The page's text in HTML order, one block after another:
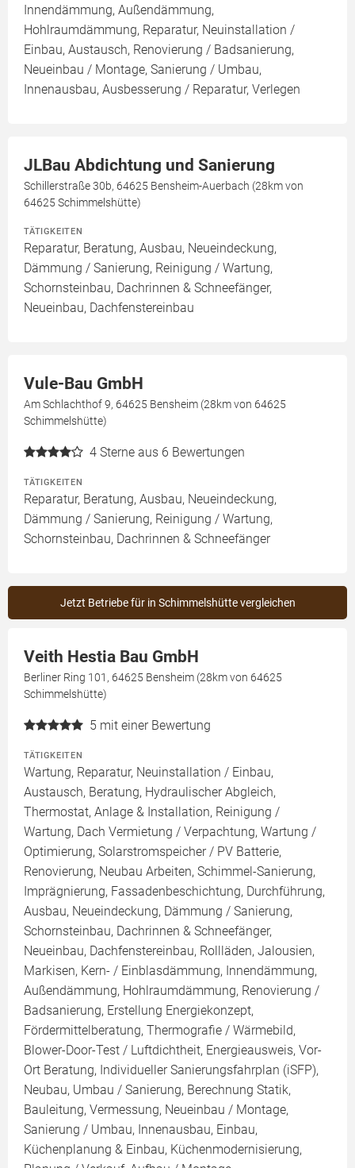
Innendämmung, Außendämmung,
Hohlraumdämmung, Reparatur, Neuinstallation /
Einbau, Austausch, Renovierung / Badsanierung,
Neueinbau / Montage, Sanierung / Umbau,
Innenausbau, Ausbesserung / Reparatur, Verlegen
JLBau Abdichtung und Sanierung
Schillerstraße 30b, 64625 Bensheim-Auerbach (28km von
64625 Schimmelshütte)
TÄTIGKEITEN
Reparatur, Beratung, Ausbau, Neueindeckung,
Dämmung / Sanierung, Reinigung / Wartung,
Schornsteinbau, Dachrinnen & Schneefänger,
Neueinbau, Dachfenstereinbau
Vule-Bau GmbH
Am Schlachthof 9, 64625 Bensheim (28km von 64625
Schimmelshütte)
4 Sterne aus 6 Bewertungen
TÄTIGKEITEN
Reparatur, Beratung, Ausbau, Neueindeckung,
Dämmung / Sanierung, Reinigung / Wartung,
Schornsteinbau, Dachrinnen & Schneefänger
Jetzt Betriebe für in Schimmelshütte vergleichen
Veith Hestia Bau GmbH
Berliner Ring 101, 64625 Bensheim (28km von 64625
Schimmelshütte)
5 mit einer Bewertung
TÄTIGKEITEN
Wartung, Reparatur, Neuinstallation / Einbau,
Austausch, Beratung, Hydraulischer Abgleich,
Thermostat, Anlage & Installation, Reinigung /
Wartung, Dach Vermietung / Verpachtung, Wartung /
Optimierung, Solarstromspeicher / PV Batterie,
Renovierung, Neubau Arbeiten, Schimmel-Sanierung,
Imprägnierung, Fassadenbeschichtung, Durchführung,
Ausbau, Neueindeckung, Dämmung / Sanierung,
Schornsteinbau, Dachrinnen & Schneefänger,
Neueinbau, Dachfenstereinbau, Rollläden, Jalousien,
Markisen, Kern- / Einblasdämmung, Innendämmung,
Außendämmung, Hohlraumdämmung, Renovierung /
Badsanierung, Erstellung Energiekonzept,
Fördermittelberatung, Thermografie / Wärmebild,
Blower-Door-Test / Luftdichtheit, Energieausweis, Vor-
Ort Beratung, Individueller Sanierungsfahrplan (iSFP),
Neubau, Umbau / Sanierung, Berechnung Statik,
Bauleitung, Vermessung, Neueinbau / Montage,
Sanierung / Umbau, Innenausbau, Einbau,
Küchenplanung & Einbau, Küchenmodernisierung,